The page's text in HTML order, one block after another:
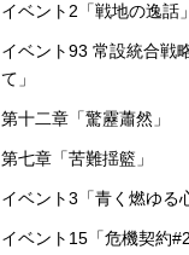
イベント2「戦地の逸話」
イベント93 常設統合戦
て」
第十二章「驚靂蕭然」
第七章「苦難揺籃」
イベント3「青く燃ゆる
イベント15「危機契約#2